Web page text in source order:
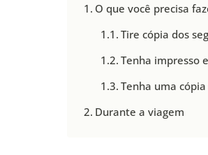
O que você precisa
Tire cópia dos
Tenha impresso
Tenha uma
Durante a viagem